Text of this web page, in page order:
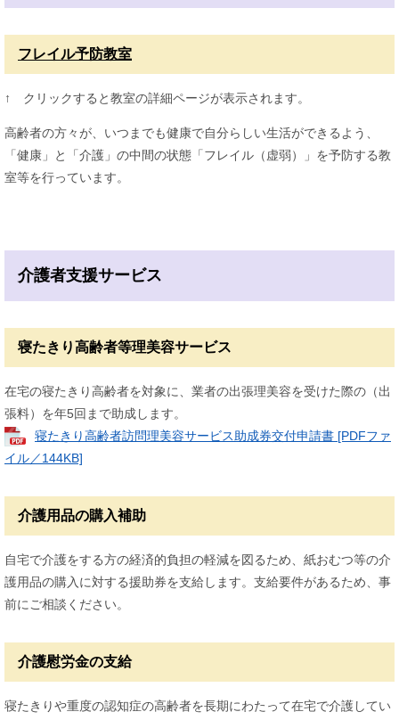
フレイル予防教室
↑ クリックすると教室の詳細ページが表示されます。
高齢者の方々が、いつまでも健康で自分らしい生活ができるよう、
「健康」と「介護」の中間の状態「フレイル（虚弱）」を予防する教
室等を行っています。
介護者支援サービス
寝たきり高齢者等理美容サービス
在宅の寝たきり高齢者を対象に、業者の出張理美容を受けた際の（出
張料）を年5回まで助成します。
寝たきり高齢者訪問理美容サービス助成券交付申請書 [PDFファ
イル／144KB]
介護用品の購入補助
自宅で介護をする方の経済的負担の軽減を図るため、紙おむつ等の介
護用品の購入に対する援助券を支給します。支給要件があるため、事
前にご相談ください。
介護慰労金の支給
寝たきりや重度の認知症の高齢者を長期にわたって在宅で介護してい